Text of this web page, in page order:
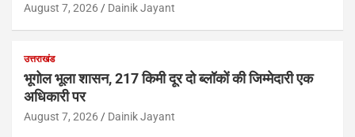
August 7, 2026 Dainik Jayant
उत्तराखंड
भूगोल भूला शासन, 217 किमी दूर दो ब्लॉकों की जिम्मेदारी एक
अधिकारी पर
August 7, 2026 Dainik Jayant